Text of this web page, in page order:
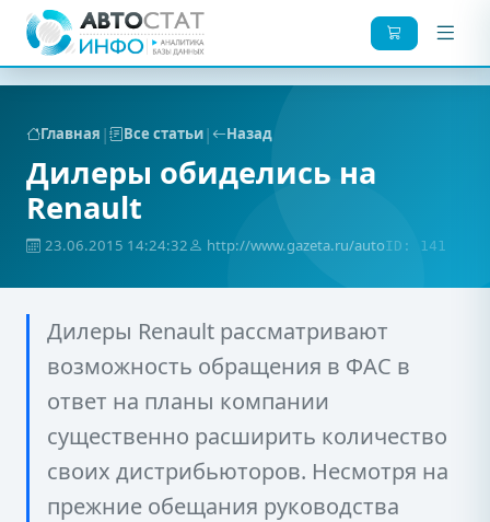
Главная | Все статьи| Назад
Дилеры обиделись на
Renault
23.06.2015 14:24:32 http://www.gazeta.ru/autoID: 141
Дилеры Renault рассматривают
возможность обращения в ФАС в
ответ на планы компании
существенно расширить количество
своих дистрибьюторов. Несмотря на
прежние обещания руководства